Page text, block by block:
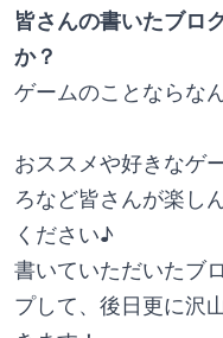
皆さんの書いたブロ
か？
ゲームのことならな
おススメや好きなゲ
ろなど皆さんが楽し
ください♪
書いていただいたブ
プして、後日更に沢